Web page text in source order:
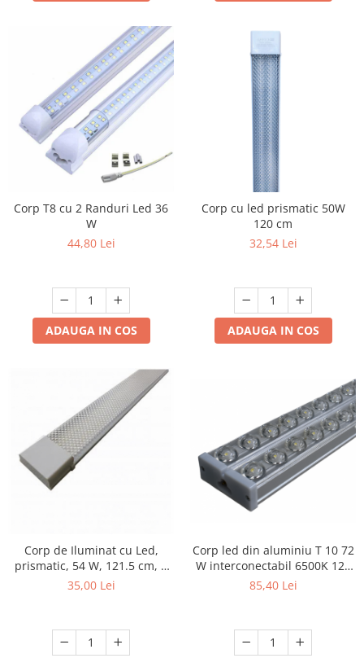
Dulii/Dulie adaptor
Electrocasnice de mici dimensiuni
Mufe,Accesorii TV
Multimetru Digital
Prelungitoare/Derulatoare
Starter/Droser
Triplu Stecher
Ştechere/Stecher adaptor
Ţeavă PVC
Butuc yala,Broaste usa,Lacat
Tablou si sigurante electrice
Chei , clesti , patenti
Cose / Coliere plastic
Pistoale de lipit si accesorii
taiat,accesorii pentru gaurit si
insurubat
Corp T8 cu 2 Randuri Led 36
W
44,80 Lei
ADAUGA IN COS
Corp cu led prismatic 50W
120 cm
32,54 Lei
ADAUGA IN COS
Corp de Iluminat cu Led,
prismatic, 54 W, 121.5 cm, 3
rânduri LED, Alb, 4300 lm
35,00 Lei
Corp led din aluminiu T 10 72
W interconectabil 6500K 120
cm
85,40 Lei